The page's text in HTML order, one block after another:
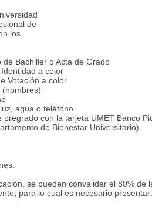
de
los
Bachiller o Acta de Grado
a color
Votación a color
(hombres)
agua o teléfono
con la tarjeta UMET Banco
de Bienestar Universitario)
se pueden convalidar el 80% de
para lo cual es necesario presentar: